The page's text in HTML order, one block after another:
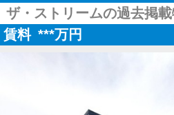
ザ・ストリームの過去掲
賃料 ***万円